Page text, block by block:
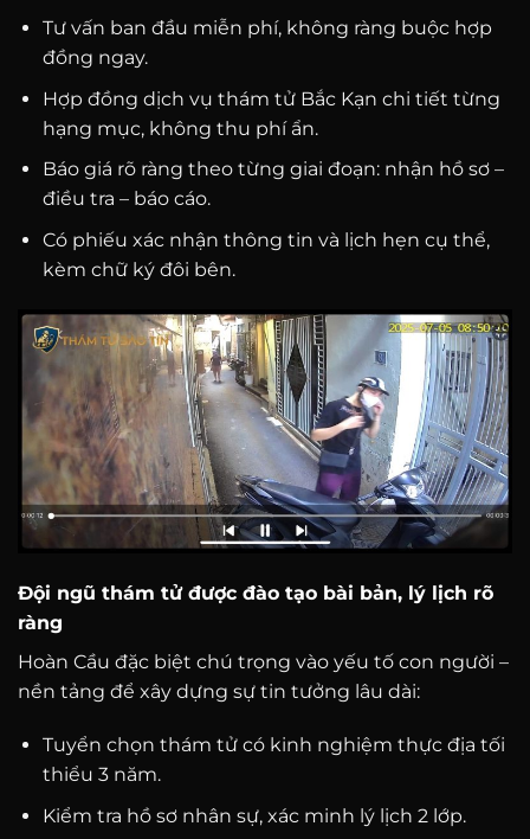
Tư vấn ban đầu miễn phí, không ràng buộc hợp
đồng ngay.
Hợp đồng dịch vụ thám tử Bắc Kạn chi tiết từng
hạng mục, không thu phí ẩn.
Báo giá rõ ràng theo từng giai đoạn: nhận hồ sơ –
điều tra – báo cáo.
Có phiếu xác nhận thông tin và lịch hẹn cụ thể,
kèm chữ ký đôi bên.
Đội ngũ thám tử được đào tạo bài bản, lý lịch rõ
ràng
Hoàn Cầu đặc biệt chú trọng vào yếu tố con người –
nền tảng để xây dựng sự tin tưởng lâu dài:
Tuyển chọn thám tử có kinh nghiệm thực địa tối
thiểu 3 năm.
Kiểm tra hồ sơ nhân sự, xác minh lý lịch 2 lớp.